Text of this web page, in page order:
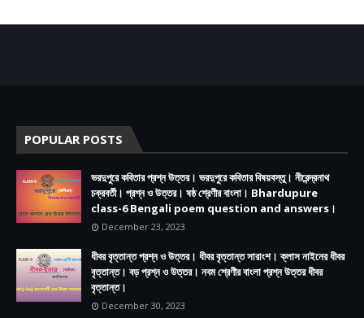
POPULAR POSTS
ভরদুপুরে কবিতার প্রশ্ন উত্তর। ভরদুপুরে কবিতার বিষয়বস্তু। নীরেন্দ্রনাথ
চক্রবর্তী। প্রশ্ন ও উত্তর। ষষ্ঠ শ্রেণীর বাংলা। Bhardupure
class-6 Bengali poem question and answers।
December 23, 2023
ধীবর বৃত্তান্ত প্রশ্ন ও উত্তর। ধীবর বৃত্তান্ত সারাংশ। ক্লাস নাইনের ধীবর
বৃত্তান্ত। বড় প্রশ্ন ও উত্তর। নবম শ্রেণীর বাংলা প্রশ্ন উত্তর ধীবর
বৃত্তান্ত।
December 30, 2023